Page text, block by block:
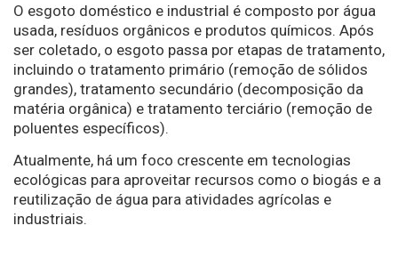
O esgoto doméstico e industrial é composto por água
usada, resíduos orgânicos e produtos químicos. Após
ser coletado, o esgoto passa por etapas de tratamento,
incluindo o tratamento primário (remoção de sólidos
grandes), tratamento secundário (decomposição da
matéria orgânica) e tratamento terciário (remoção de
poluentes específicos).
Atualmente, há um foco crescente em tecnologias
ecológicas para aproveitar recursos como o biogás e a
reutilização de água para atividades agrícolas e
industriais.